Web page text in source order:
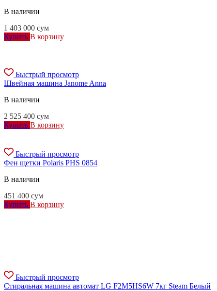
В наличии
1 403 000 сум
Купить В корзину
Быстрый просмотр
Швейная машина Janome Anna
В наличии
2 525 400 сум
Купить В корзину
Быстрый просмотр
Фен щетки Polaris PHS 0854
В наличии
451 400 сум
Купить В корзину
Быстрый просмотр
Стиральная машина автомат LG F2M5HS6W 7кг Steam Белый